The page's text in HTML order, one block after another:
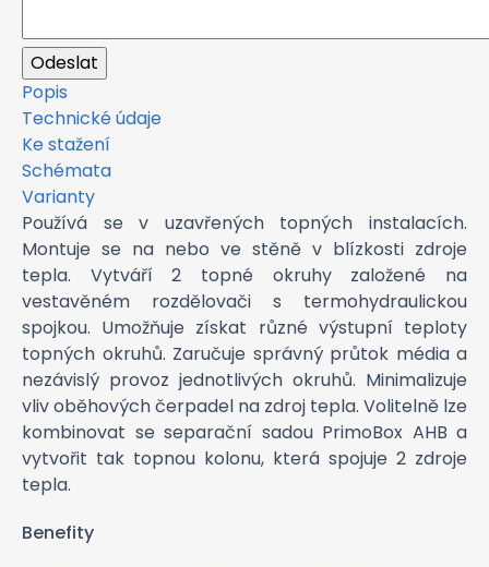
Popis
Technické údaje
Ke stažení
Schémata
Varianty
Používá se v uzavřených topných instalacích.
Montuje se na nebo ve stěně v blízkosti zdroje
tepla. Vytváří 2 topné okruhy založené na
vestavěném rozdělovači s termohydraulickou
spojkou. Umožňuje získat různé výstupní teploty
topných okruhů. Zaručuje správný průtok média a
nezávislý provoz jednotlivých okruhů. Minimalizuje
vliv oběhových čerpadel na zdroj tepla. Volitelně lze
kombinovat se separační sadou PrimoBox AHB a
vytvořit tak topnou kolonu, která spojuje 2 zdroje
tepla.
Benefity